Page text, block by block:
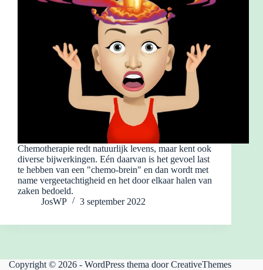
Chemotherapie redt natuurlijk levens, maar kent ook
diverse bijwerkingen. Eén daarvan is het gevoel last
te hebben van een "chemo-brein" en dan wordt met
name vergeetachtigheid en het door elkaar halen van
zaken bedoeld.
JosWP
3 september 2022
Copyright © 2026 - WordPress thema doorCreativeThemes